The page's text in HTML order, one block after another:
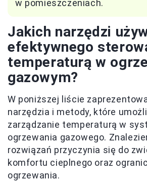
w pomieszczeniach.
Jakich narzędzi
efektywnego
temperaturą w
gazowym?
W poniższej liście
narzędzia i metody, które
zarządzanie temperaturą w
ogrzewania gazowego.
rozwiązań przyczynia się do
komfortu cieplnego oraz
ogrzewania.